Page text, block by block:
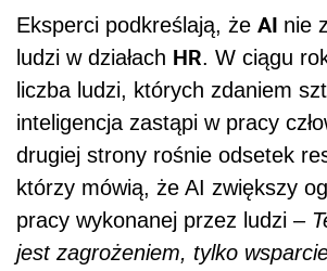
Eksperci podkreślają, że AI nie
ludzi w działach HR. W ciągu
liczba ludzi, których zdaniem
inteligencja zastąpi w pracy
drugiej strony rośnie odsetek
którzy mówią, że AI zwiększy
pracy wykonanej przez ludzi –
jest zagrożeniem, tylko